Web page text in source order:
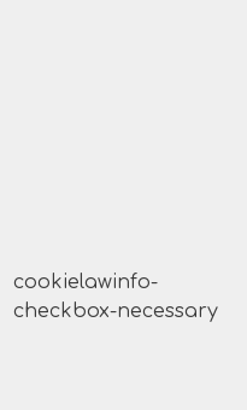
cookielawinfo-
checkbox-necessary